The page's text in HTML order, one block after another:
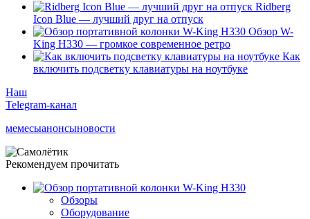
Ridberg
Icon Blue — лучший друг на отпуск
Обзор W-
King H330 — громкое современное ретро
Как
включить подсветку клавиатуры на ноутбуке
Наш
Telegram-канал
мемесыанонсыновости
Рекомендуем прочитать
Обзоры
Оборудование